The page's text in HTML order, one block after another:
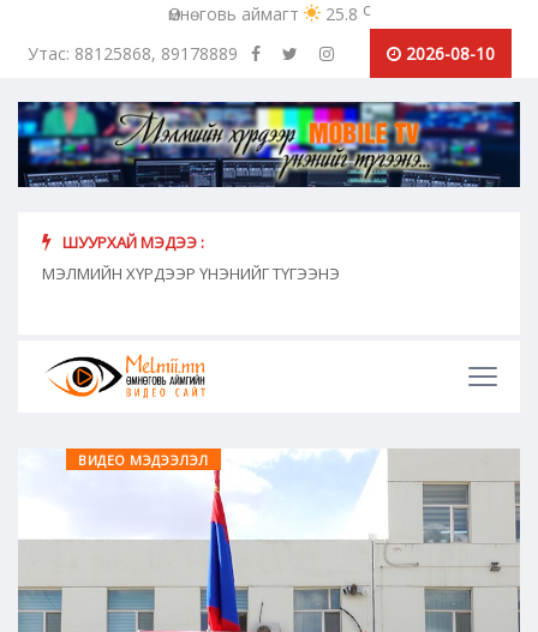
Өмнөговь аймагт 25.8 c
Утас: 88125868, 89178889
2026-08-10
ШУУРХАЙ МЭДЭЭ :
МЭЛМИЙН ХҮРДЭЭР ҮНЭНИЙГ ТҮГЭЭНЭ
ВИДЕО МЭДЭЭЛЭЛ